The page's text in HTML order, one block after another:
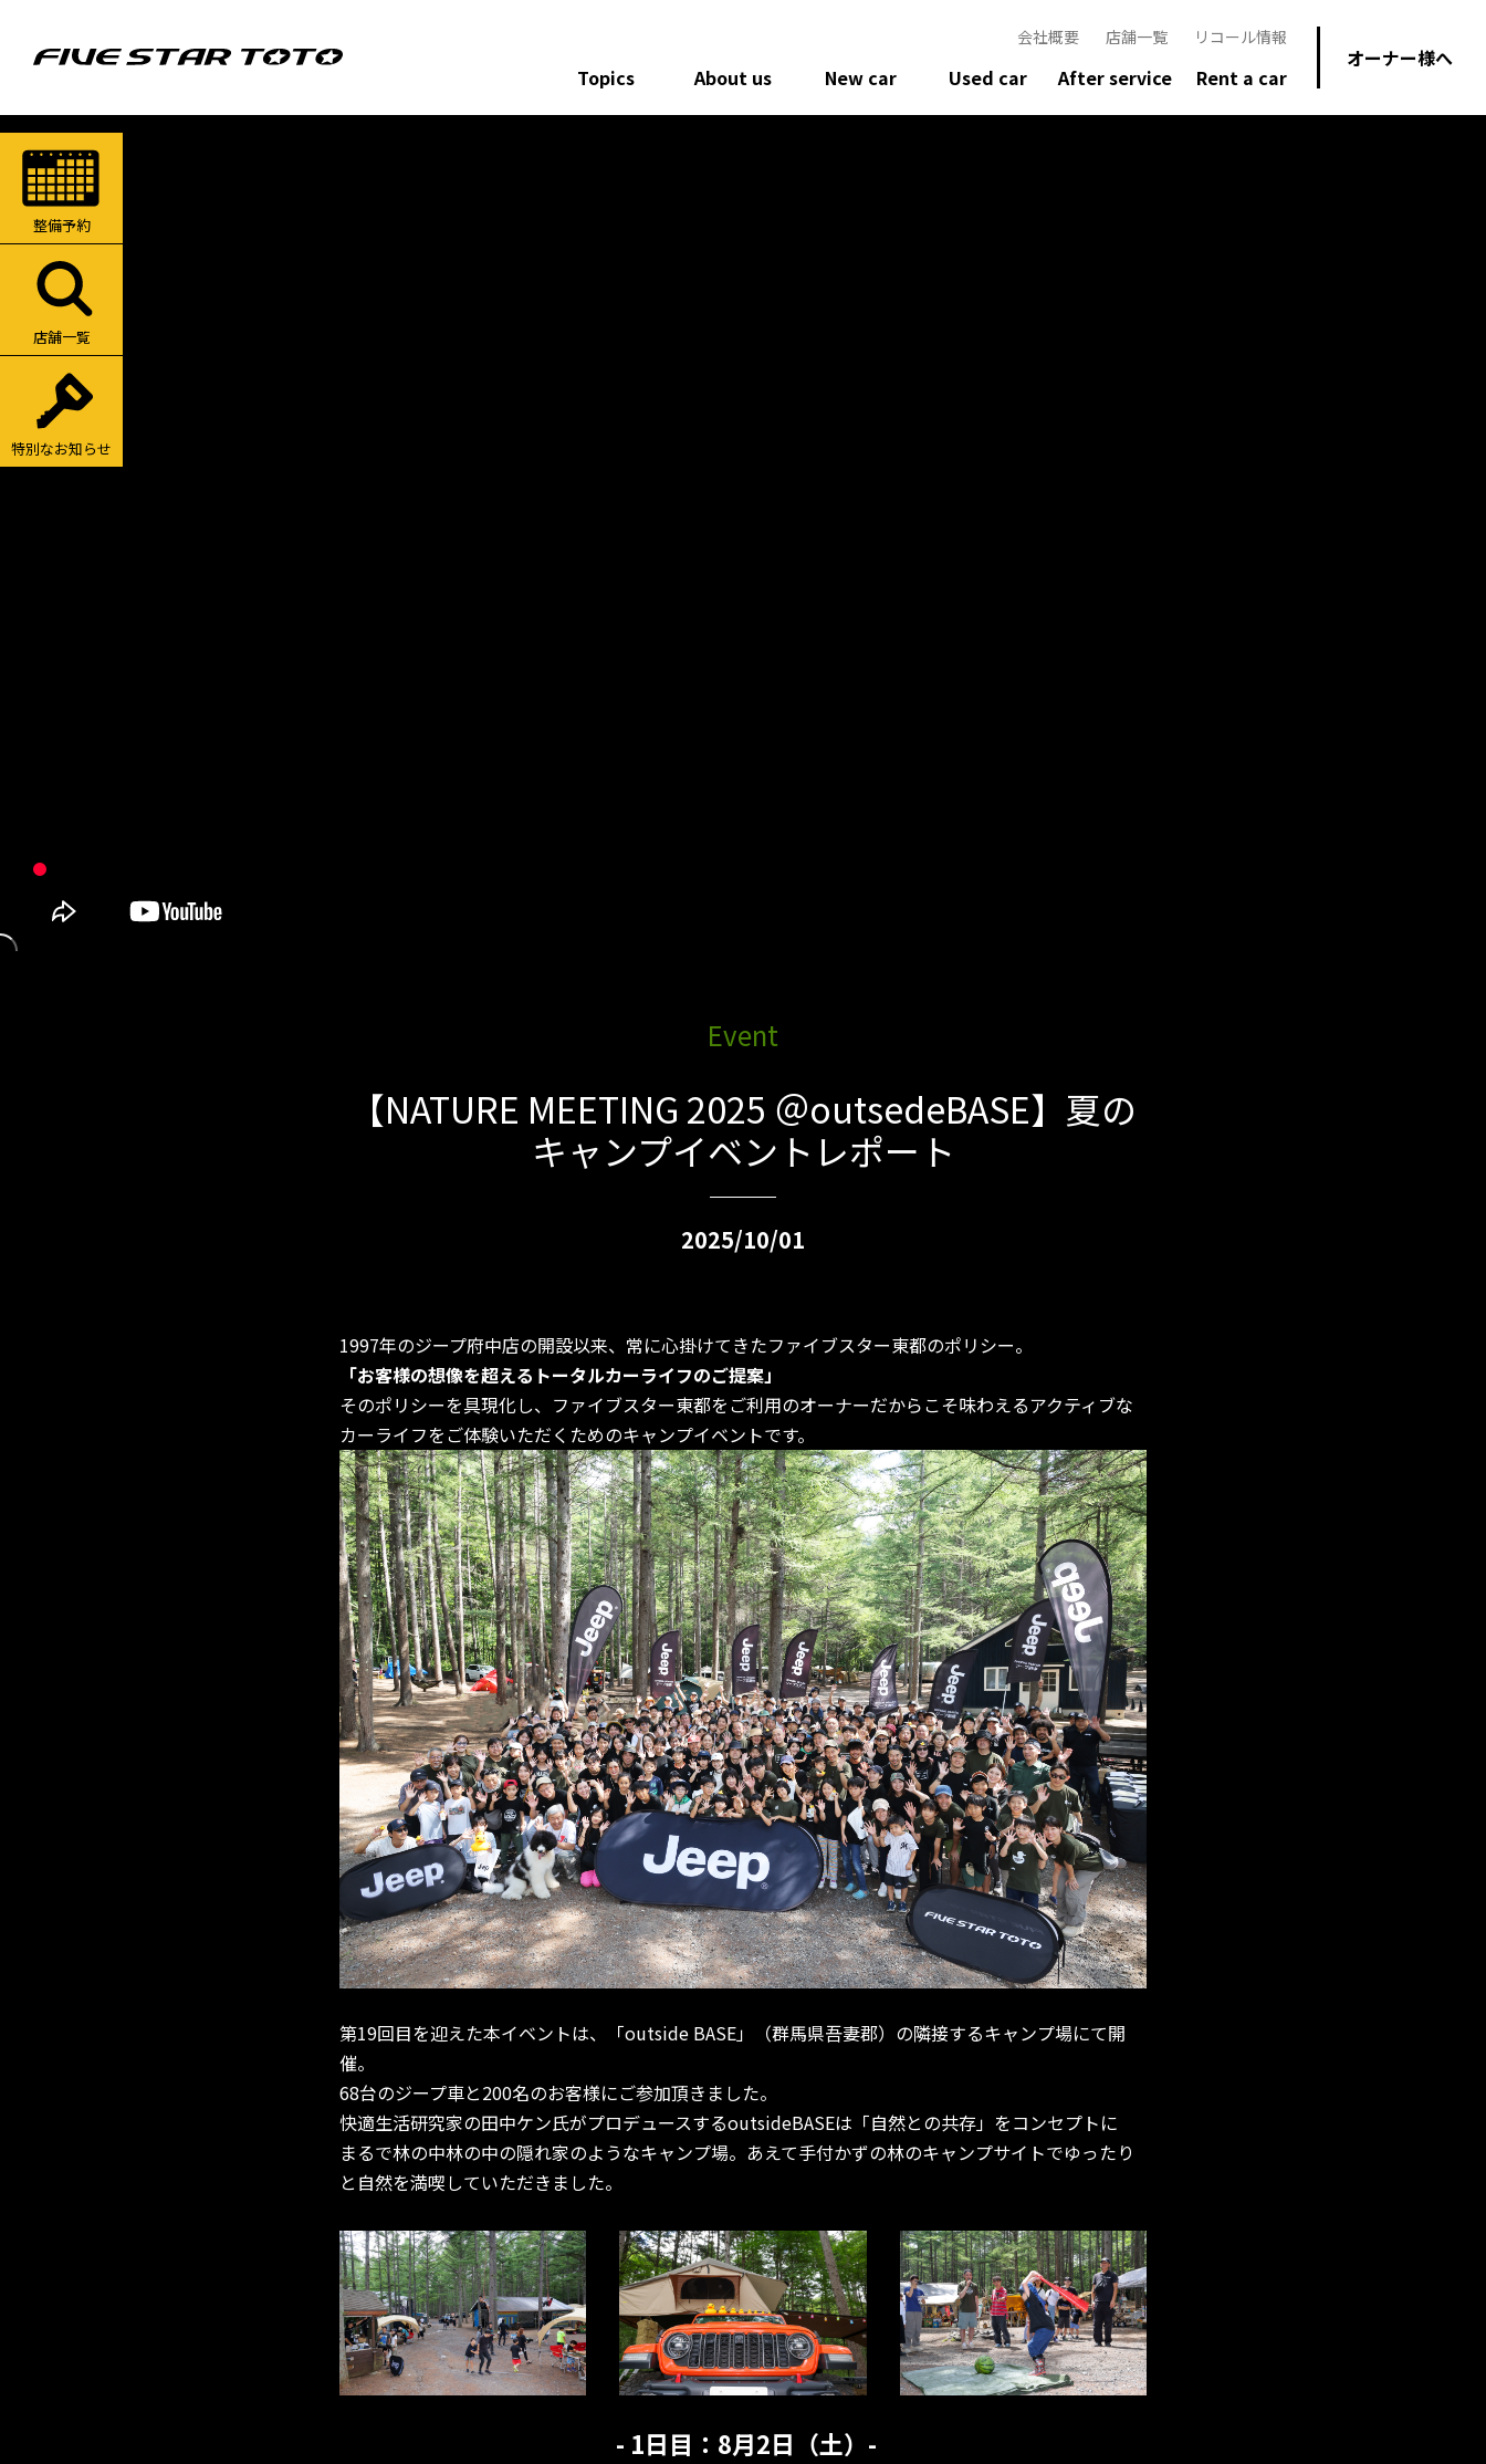
Topics About us New car Used car After service Rent a car
オーナー様へ
会社概要 店舗一覧 リコール情報
整備予約
店舗一覧
特別なお知らせ
Event
【NATURE MEETING 2025 ＠outsedeBASE】夏の
キャンプイベントレポート
2025/10/01
1997年のジープ府中店の開設以来、常に心掛けてきたファイブスター東都のポリシー。
「お客様の想像を超えるトータルカーライフのご提案」
そのポリシーを具現化し、ファイブスター東都をご利用のオーナーだからこそ味わえるアクティブな
カーライフをご体験いただくためのキャンプイベントです。
第19回目を迎えた本イベントは、「outside BASE」（群馬県吾妻郡）の隣接するキャンプ場にて開
催。
68台のジープ車と200名のお客様にご参加頂きました。
快適生活研究家の田中ケン氏がプロデュースするoutsideBASEは「自然との共存」をコンセプトに
まるで林の中林の中の隠れ家のようなキャンプ場。あえて手付かずの林のキャンプサイトでゆったり
と自然を満喫していただきました。
- 1日目：8月2日（土）-